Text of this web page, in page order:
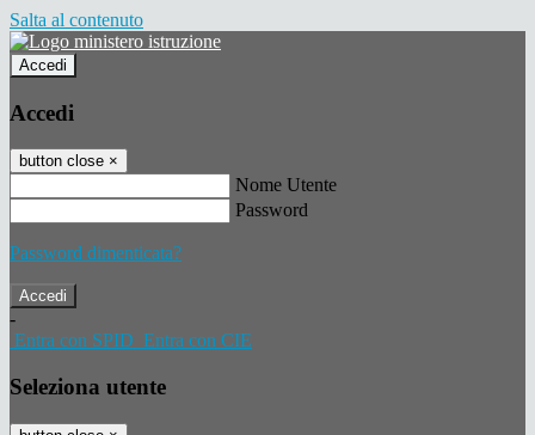
Salta al contenuto
Accedi
Accedi
button close ×
Nome Utente
Password
Password dimenticata?
-
Entra con SPID Entra con CIE
Seleziona utente